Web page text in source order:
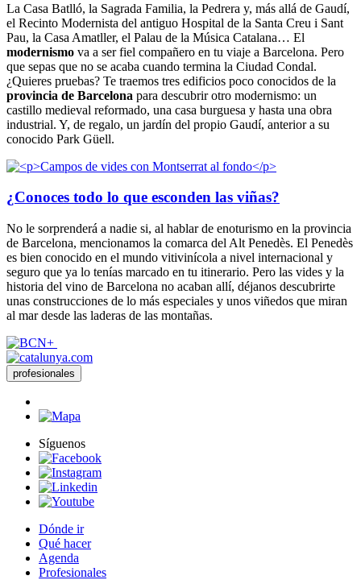
La Casa Batlló, la Sagrada Familia, la Pedrera y, más allá de Gaudí,
el Recinto Modernista del antiguo Hospital de la Santa Creu i Sant
Pau, la Casa Amatller, el Palau de la Música Catalana… El
modernismo va a ser fiel compañero en tu viaje a Barcelona. Pero
que sepas que no se acaba cuando termina la Ciudad Condal.
¿Quieres pruebas? Te traemos tres edificios poco conocidos de la
provincia de Barcelona para descubrir otro modernismo: un
castillo medieval reformado, una casa burguesa y hasta una obra
industrial. Y, de regalo, un jardín del propio Gaudí, anterior a su
conocido Park Güell.
¿Conoces todo lo que esconden las viñas?
No le sorprenderá a nadie si, al hablar de enoturismo en la provincia
de Barcelona, mencionamos la comarca del Alt Penedès. El Penedès
es bien conocido en el mundo vitivinícola a nivel internacional y
seguro que ya lo tenías marcado en tu itinerario. Pero las vides y la
historia del vino de Barcelona no acaban allí, déjanos descubrirte
unas construcciones de lo más especiales y unos viñedos que miran
al mar desde las laderas de las montañas.
profesionales
Síguenos
Dónde ir
Qué hacer
Agenda
Profesionales